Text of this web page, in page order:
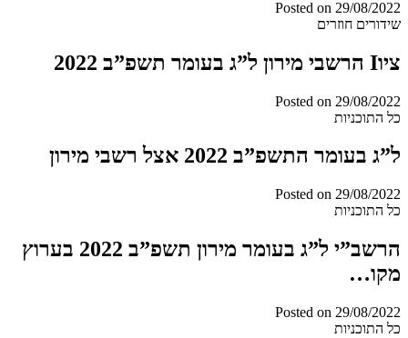
Posted on 29/08/2022
שידורים חוזרים
ציוI הרשבי מירון ל”ג בעומר תשפ”ב 2022
Posted on 29/08/2022
כל התוכניות
ל”ג בעומר התשפ”ב 2022 אצל רשבי מירון
Posted on 29/08/2022
כל התוכניות
הרשב”י ל”ג בעומר מירון תשפ”ב 2022 בערוץ
מקו…
Posted on 29/08/2022
כל התוכניות